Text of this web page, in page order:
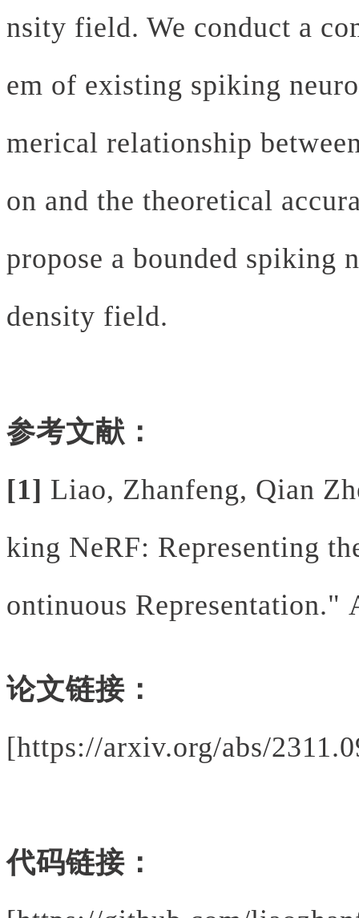
nsity field. We conduct a
em of existing spiking
merical relationship
on and the theoretical
propose a bounded spiking
density field.
参考文献：
[1] Liao, Zhanfeng, Qian
king NeRF: Representing
ontinuous Representation."
论文链接：
[https://arxiv.org/abs/
代码链接：